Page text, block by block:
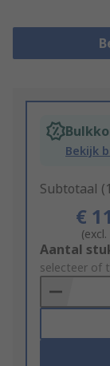
Bekijk
Subtotaal
€
Add
to
Basket
Aantal
selecteer of